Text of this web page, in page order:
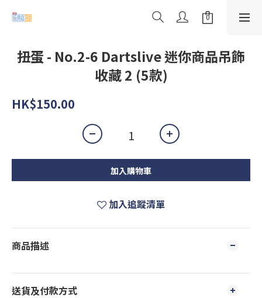
扭蛋 - No.2-6 Dartslive 迷你商品吊飾
收藏 2 (5款)
HK$150.00
加入購物車
加入追蹤清單
商品描述
送貨及付款方式